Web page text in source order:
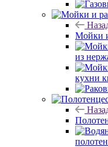
Мойки
из
кухни